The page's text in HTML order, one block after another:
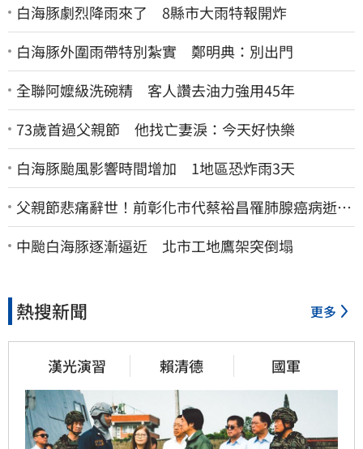
白海豚劇烈降雨來了 8縣市大雨特報開炸
白海豚外圍雨帶特別紮實 鄭明典：別出門
全聯阿嬤級洗碗精 客人讚去油力強用45年
73歲首過父親節 他找亡妻淚：今天好快樂
白海豚颱風影響時間增加 1地區恐炸雨3天
父親節悲痛辭世！前彰化市代蔡裕昌罹肺腺癌病逝
享壽71歲
中颱白海豚逐漸逼近 北市工地鷹架突倒塌
熱搜新聞 更多
漢光演習 賴清德 國軍